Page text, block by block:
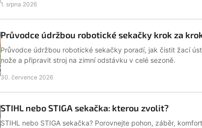
1. srpna 2026
Průvodce údržbou robotické sekačky krok za
Průvodce údržbou robotické sekačky poradí, jak čistit žací
nože a připravit stroj na zimní odstávku v celé sezoně.
30. července 2026
STIHL nebo STIGA sekačka: kterou zvolit?
STIHL nebo STIGA sekačka? Porovnejte pohon, záběr,